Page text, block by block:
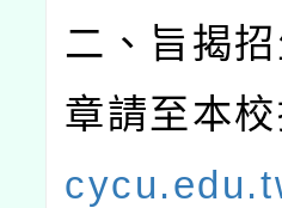
二、旨揭
章請至本